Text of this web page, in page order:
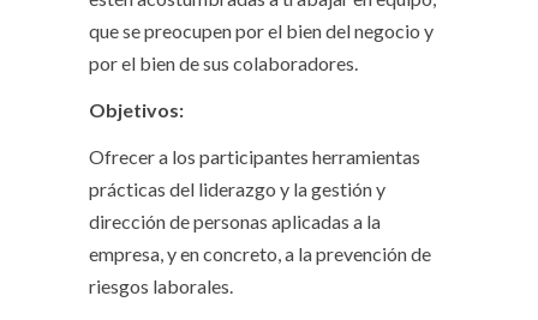
que se preocupen por el bien del negocio y
por el bien de sus colaboradores.
Objetivos:
Ofrecer a los participantes herramientas
prácticas del liderazgo y la gestión y
dirección de personas aplicadas a la
empresa, y en concreto, a la prevención de
riesgos laborales.